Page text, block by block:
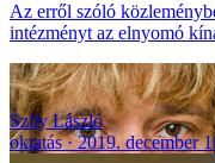
Az erről szóló
intézményt az elnyomó
Szily László
oktatás
2019. december